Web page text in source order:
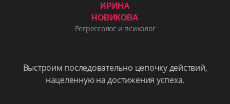
ИРИНА
НОВИКОВА
Регрессолог и психолог
Выстроим последовательно цепочку действий,
нацеленную на достижения успеха.